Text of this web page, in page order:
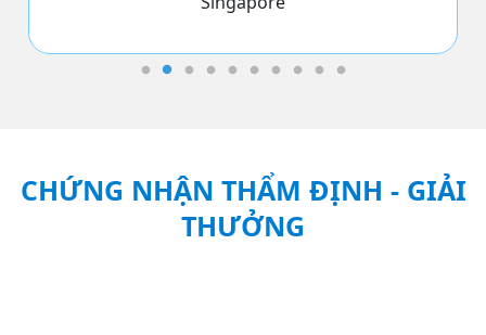
CHỨNG NHẬN THẨM ĐỊNH - GIẢI
THƯỞNG